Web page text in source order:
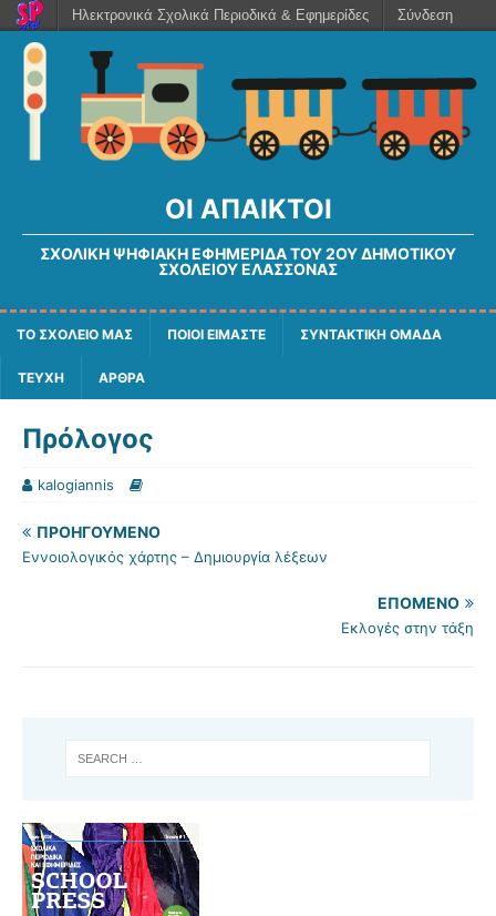
ΟΙ ΆΠΑΙΚΤΟΙ
ΣΧΟΛΙΚΉ ΨΗΦΙΑΚΉ ΕΦΗΜΕΡΊΔΑ ΤΟΥ 2ΟΥ ΔΗΜΟΤΙΚΟΎ
ΣΧΟΛΕΊΟΥ ΕΛΑΣΣΌΝΑΣ
ΤΟ ΣΧΟΛΕΙΟ ΜΑΣ ΠΟΙΟΙ ΕΙΜΑΣΤΕ ΣΥΝΤΑΚΤΙΚΗ ΟΜΑΔΑ
ΤΕΥΧΗ ΑΡΘΡΑ
Πρόλογος
kalogiannis
ΠΡΟΗΓΟΎΜΕΝΟ
Εννοιολογικός χάρτης – Δημιουργία λέξεων
ΕΠΌΜΕΝΟ
Εκλογές στην τάξη
Ηλεκτρονικά Σχολικά Περιοδικά & Εφημερίδες Σύνδεση